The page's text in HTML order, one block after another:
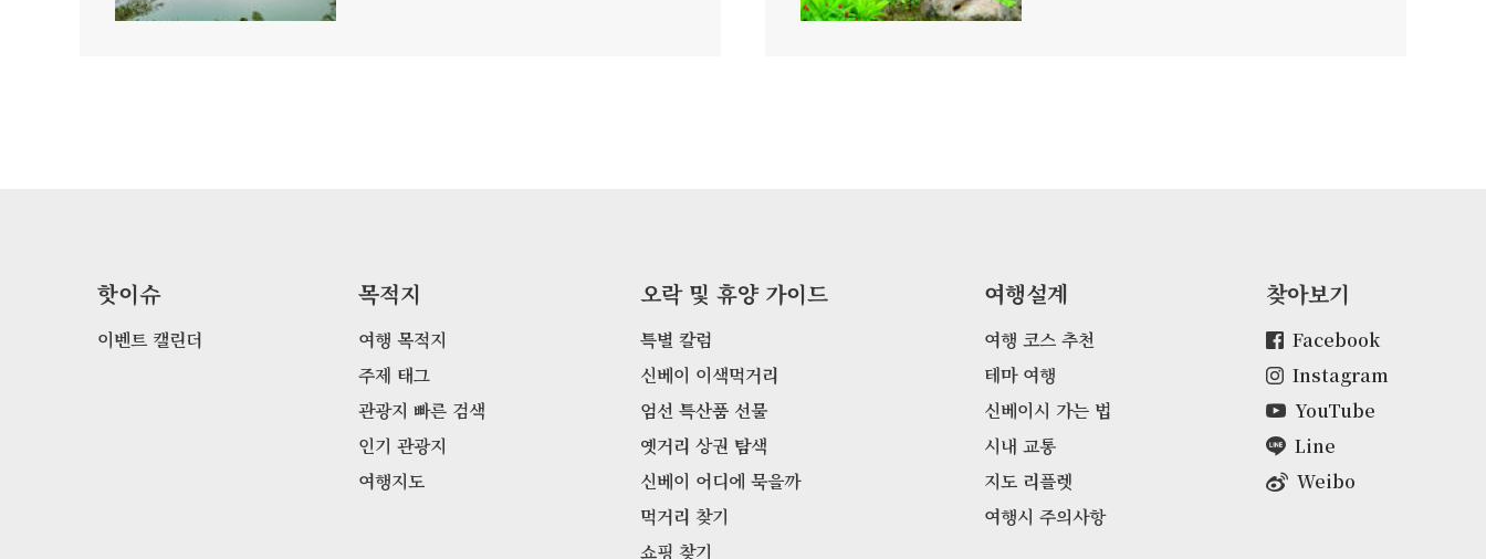
핫이슈
이벤트 캘린더
목적지
여행 목적지
주제 태그
관광지 빠른 검색
인기 관광지
여행지도
오락 및 휴양 가이드
특별 칼럼
신베이 이색먹거리
엄선 특산품 선물
옛거리 상권 탐색
신베이 어디에 묵을까
먹거리 찾기
쇼핑 찾기
여행설계
여행 코스 추천
테마 여행
신베이시 가는 법
시내 교통
지도 리플렛
여행시 주의사항
찾아보기
Facebook
Instagram
YouTube
Line
Weibo